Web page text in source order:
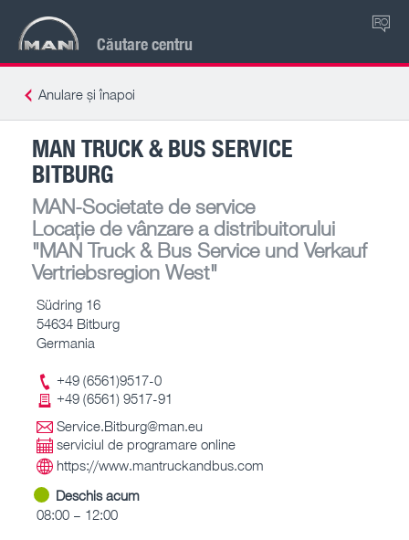
Căutare centru
RO
Anulare și înapoi
MAN TRUCK & BUS SERVICE
BITBURG
MAN-Societate de service
Locație de vânzare a distribuitorului
"MAN Truck & Bus Service und Verkauf
Vertriebsregion West"
Südring 16
54634 Bitburg
Germania
+49 (6561)9517-0
+49 (6561) 9517-91
Service.Bitburg@man.eu
serviciul de programare online
https://www.mantruckandbus.com
Deschis acum
08:00 – 12:00